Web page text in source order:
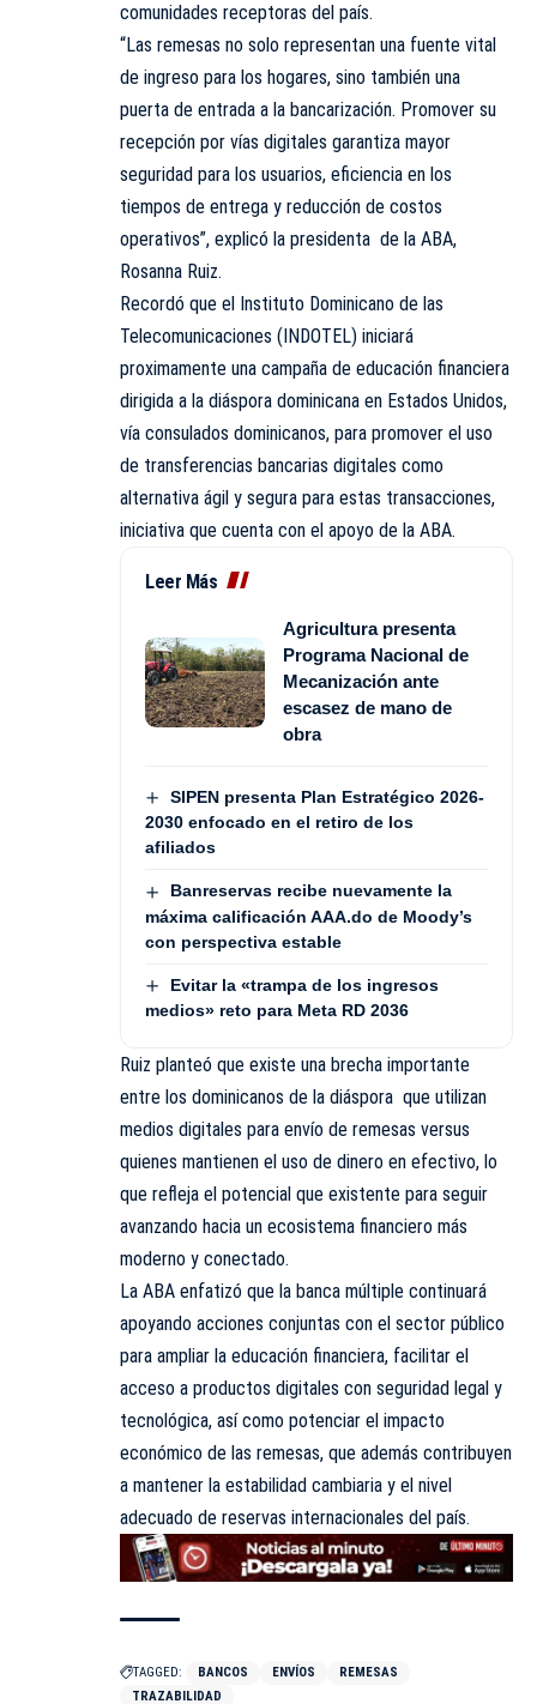
comunidades receptoras del país.
“Las remesas no solo representan una fuente vital
de ingreso para los hogares, sino también una
puerta de entrada a la bancarización. Promover su
recepción por vías digitales garantiza mayor
seguridad para los usuarios, eficiencia en los
tiempos de entrega y reducción de costos
operativos”, explicó la presidenta de la ABA,
Rosanna Ruiz.
Recordó que el Instituto Dominicano de las
Telecomunicaciones (INDOTEL) iniciará
proximamente una campaña de educación financiera
dirigida a la diáspora dominicana en Estados Unidos,
vía consulados dominicanos, para promover el uso
de transferencias bancarias digitales como
alternativa ágil y segura para estas transacciones,
iniciativa que cuenta con el apoyo de la ABA.
Leer Más
Agricultura presenta
Programa Nacional de
Mecanización ante
escasez de mano de
obra
SIPEN presenta Plan Estratégico 2026-
2030 enfocado en el retiro de los
afiliados
Banreservas recibe nuevamente la
máxima calificación AAA.do de Moody’s
con perspectiva estable
Evitar la «trampa de los ingresos
medios» reto para Meta RD 2036
Ruiz planteó que existe una brecha importante
entre los dominicanos de la diáspora que utilizan
medios digitales para envío de remesas versus
quienes mantienen el uso de dinero en efectivo, lo
que refleja el potencial que existente para seguir
avanzando hacia un ecosistema financiero más
moderno y conectado.
La ABA enfatizó que la banca múltiple continuará
apoyando acciones conjuntas con el sector público
para ampliar la educación financiera, facilitar el
acceso a productos digitales con seguridad legal y
tecnológica, así como potenciar el impacto
económico de las remesas, que además contribuyen
a mantener la estabilidad cambiaria y el nivel
adecuado de reservas internacionales del país.
TAGGED: BANCOS ENVÍOS
REMESAS
TRAZABILIDAD